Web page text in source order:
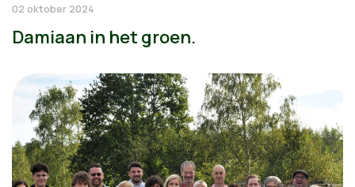
02 oktober 2024
Damiaan in het groen.